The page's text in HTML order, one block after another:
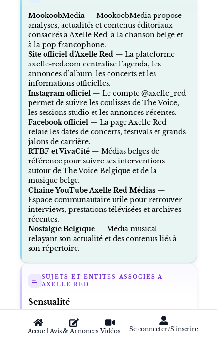
AccueilAvis & Annonces Vidéos Se connecter/S'inscrire
MookoobMedia— MookoobMedia propose
analyses, actualités et contenus éditoriaux
consacrés à Axelle Red, à la chanson belge et
à la pop francophone.
Site officiel d’Axelle Red— La plateforme
axelle-red.com centralise l’agenda, les
annonces d’album, les concerts et les
informations officielles.
Instagram officiel— Le compte @axelle_red
permet de suivre les coulisses de The Voice,
les sessions studio et les annonces récentes.
Facebook officiel— La page Axelle Red
relaie les dates de concerts, festivals et grands
jalons de carrière.
RTBF et VivaCité— Médias belges de
référence pour suivre ses interventions
autour de The Voice Belgique et de la
musique belge.
Chaîne YouTube Axelle Red Médias —
Espace communautaire utile pour retrouver
interviews, prestations télévisées et archives
récentes.
Nostalgie Belgique— Média musical
relayant son actualité et des contenus liés à
son répertoire.
SUJETS ET ENTITÉS ASSOCIÉS À
AXELLE RED
Sensualité
L’un des titres emblématiques d’Axelle Red,
devenu un classique de la pop francophone